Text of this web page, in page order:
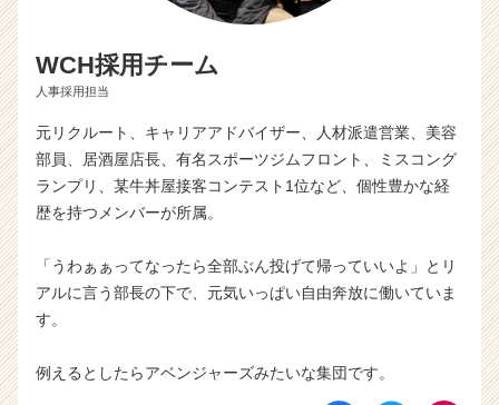
WCH採用チーム
人事採用担当
元リクルート、キャリアアドバイザー、人材派遣営業、美容
部員、居酒屋店長、有名スポーツジムフロント、ミスコング
ランプリ、某牛丼屋接客コンテスト1位など、個性豊かな経
歴を持つメンバーが所属。
「うわぁぁってなったら全部ぶん投げて帰っていいよ」とリ
アルに言う部長の下で、元気いっぱい自由奔放に働いていま
す。
例えるとしたらアベンジャーズみたいな集団です。